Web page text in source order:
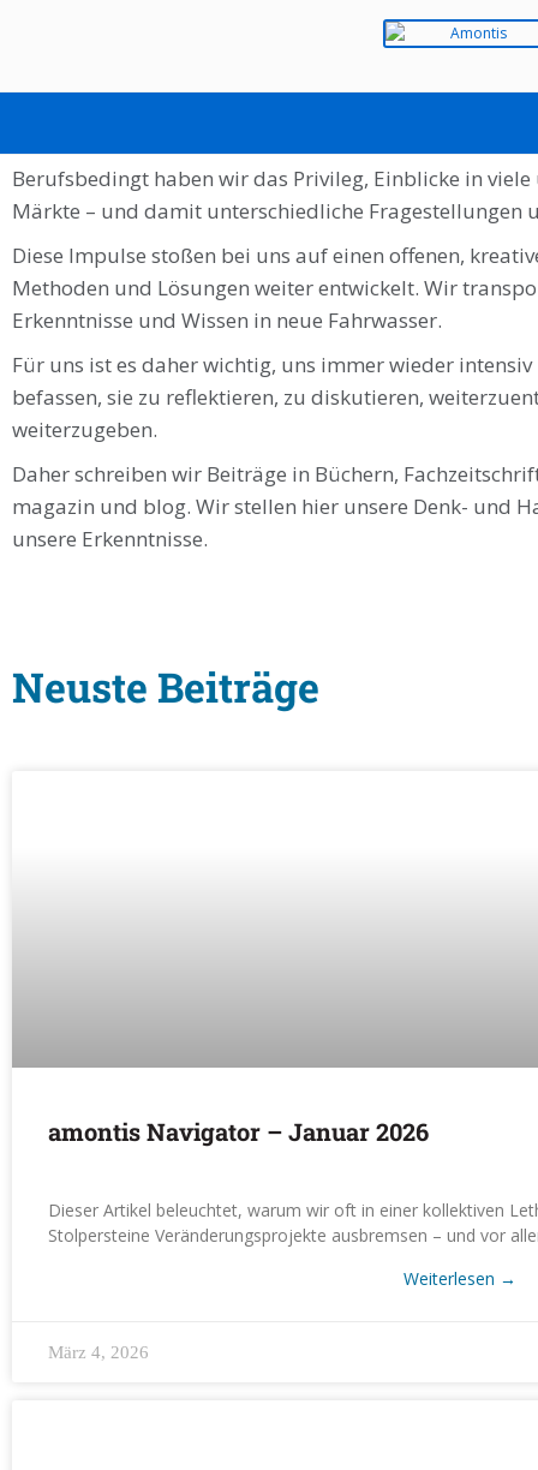
INITIATIVE BY AMONTIS
Berufsbedingt haben wir das Privileg, Einblicke in
Märkte – und damit unterschiedliche Fragestellungen
Diese Impulse stoßen bei uns auf einen offenen,
Methoden und Lösungen weiter entwickelt. Wir
Erkenntnisse und Wissen in neue Fahrwasser.
Für uns ist es daher wichtig, uns immer wieder
befassen, sie zu reflektieren, zu diskutieren,
weiterzugeben.
Daher schreiben wir Beiträge in Büchern,
magazin und blog. Wir stellen hier unsere Denk- und
unsere Erkenntnisse.
Neuste Beiträge
amontis Navigator – Januar 2026
Dieser Artikel beleuchtet, warum wir oft in einer kollektiven
Stolpersteine Veränderungsprojekte ausbremsen – und vor
Weiterlesen →
März 4, 2026